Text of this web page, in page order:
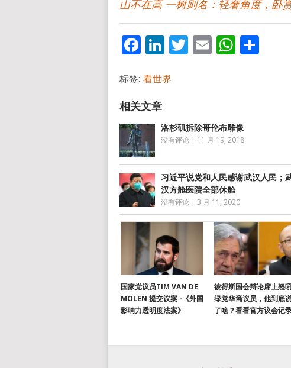
山不在高 一树则名：轻奢角度，卧
Facebook
LinkedIn
Twitter
Email
标签: 看世界
洛杉矶拆除哥伦布雕像
没有评论 | 11 月 19, 2018
习近平说党和人民感谢武汉人民；
汉方舱医院全部休舱
没有评论 | 3 月 11, 2020
国家党议员TIM VAN DE
MOLEN 提交议案 -《外国
影响力透明度法案》
彼得斯国会辩论席上怒
绿党华裔议员，他到底
了啥？看看官方议会记